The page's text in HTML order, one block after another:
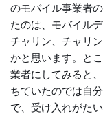
のモバイル事業者
たのは、モバイル
チャリン、チャリ
かと思います。と
業者にしてみると
ちていたのでは自
で、受け入れがた